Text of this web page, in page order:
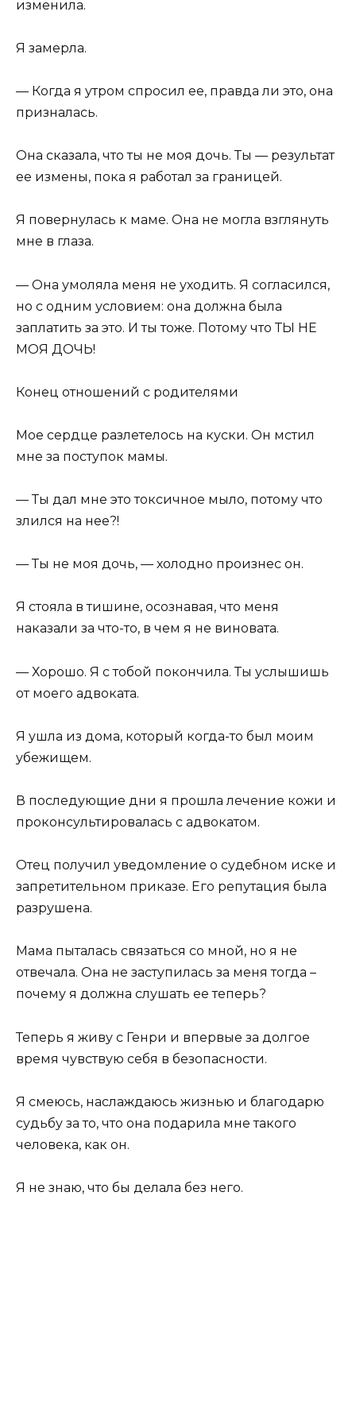
изменила.
Я замерла.
— Когда я утром спросил ее, правда ли это, она
призналась.
Она сказала, что ты не моя дочь. Ты — результат
ее измены, пока я работал за границей.
Я повернулась к маме. Она не могла взглянуть
мне в глаза.
— Она умоляла меня не уходить. Я согласился,
но с одним условием: она должна была
заплатить за это. И ты тоже. Потому что ТЫ НЕ
МОЯ ДОЧЬ!
Конец отношений с родителями
Мое сердце разлетелось на куски. Он мстил
мне за поступок мамы.
— Ты дал мне это токсичное мыло, потому что
злился на нее?!
— Ты не моя дочь, — холодно произнес он.
Я стояла в тишине, осознавая, что меня
наказали за что-то, в чем я не виновата.
— Хорошо. Я с тобой покончила. Ты услышишь
от моего адвоката.
Я ушла из дома, который когда-то был моим
убежищем.
В последующие дни я прошла лечение кожи и
проконсультировалась с адвокатом.
Отец получил уведомление о судебном иске и
запретительном приказе. Его репутация была
разрушена.
Мама пыталась связаться со мной, но я не
отвечала. Она не заступилась за меня тогда –
почему я должна слушать ее теперь?
Теперь я живу с Генри и впервые за долгое
время чувствую себя в безопасности.
Я смеюсь, наслаждаюсь жизнью и благодарю
судьбу за то, что она подарила мне такого
человека, как он.
Я не знаю, что бы делала без него.